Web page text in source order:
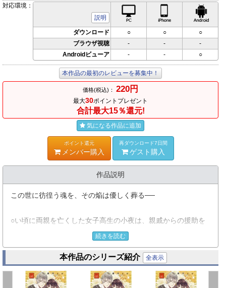
対応環境：
説明
iPhone対応
ダウンロード ○ ○
○
ブラウザ視聴
- -
-
Androidビューア
- - ○
本作品の最初のレビューを募集中！
価格(税込)： 220円
最大30ポイントプレゼント
合計最大15％還元!
気になる作品に追加
ポイント還元
メンバー購入
再ダウンロード7日間
ゲスト購入
作品説明
この世に彷徨う魂を、その焔は優しく葬る──
○い頃に両親を亡くした女子高生の小夜は、親戚からの援助を
受けながら、一人暮らしをしている。
食べることが大好きで、将来自分で飲食店を持つことを目標
に、大変なこともあるけれど、今日も毎日笑顔を大切にしてい
る。
そんな小夜の日常にある変化があった。それは“不思議な生き
続きを読む
本作品のシリーズ紹介 全表示